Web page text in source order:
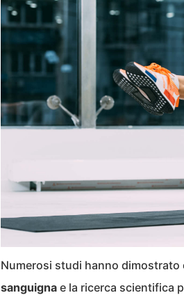
Numerosi studi hanno dimostrato
sanguigna e la ricerca scientifica